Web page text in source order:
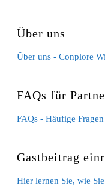
Über uns
Über uns - Conplore
FAQs für
FAQs - Häufige
Gastbeitrag
Hier lernen Sie, wie